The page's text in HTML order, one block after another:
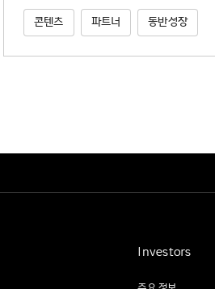
콘텐츠 파트너 동반성장
Investors